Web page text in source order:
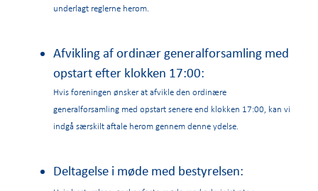
underlagt reglerne herom.
Afvikling af ordinær generalforsamling med
opstart efter klokken 17:00:
Hvis foreningen ønsker at afvikle den ordinære
generalforsamling med opstart senere end klokken 17:00, kan vi
indgå særskilt aftale herom gennem denne ydelse.
Deltagelse i møde med bestyrelsen: